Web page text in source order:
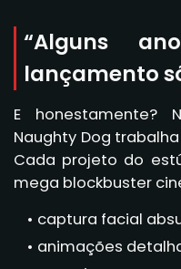
“Alguns
lançamento
E honestamente?
Naughty Dog
Cada projeto do
mega blockbuster
captura facial
animações